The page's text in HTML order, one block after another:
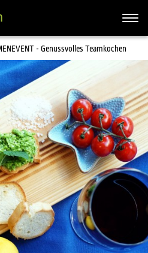
- Genussvolles Teamkochen